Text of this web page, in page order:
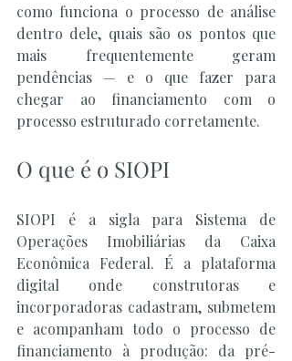
como funciona o processo de análise
dentro dele, quais são os pontos que
mais frequentemente geram
pendências — e o que fazer para
chegar ao financiamento com o
processo estruturado corretamente.
O que é o SIOPI
SIOPI é a sigla para Sistema de
Operações Imobiliárias da Caixa
Econômica Federal. É a plataforma
digital onde construtoras e
incorporadoras cadastram, submetem
e acompanham todo o processo de
financiamento à produção: da pré-